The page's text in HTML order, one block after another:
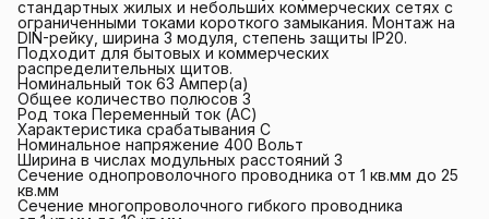
стандартных жилых и небольших коммерческих сетях с
ограниченными токами короткого замыкания. Монтаж на
DIN-рейку, ширина 3 модуля, степень защиты IP20.
Подходит для бытовых и коммерческих
распределительных щитов.
Номинальный ток 63 Ампер(а)
Общее количество полюсов 3
Род тока Переменный ток (AC)
Характеристика срабатывания C
Номинальное напряжение 400 Вольт
Ширина в числах модульных расстояний 3
Сечение однопроволочного проводника от 1 кв.мм до 25
кв.мм
Сечение многопроволочного гибкого проводника